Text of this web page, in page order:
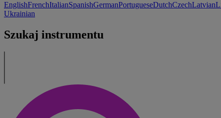
EnglishFrenchItalianSpanishGermanPortugueseDutchCzechLatvian
Ukrainian
Szukaj instrumentu